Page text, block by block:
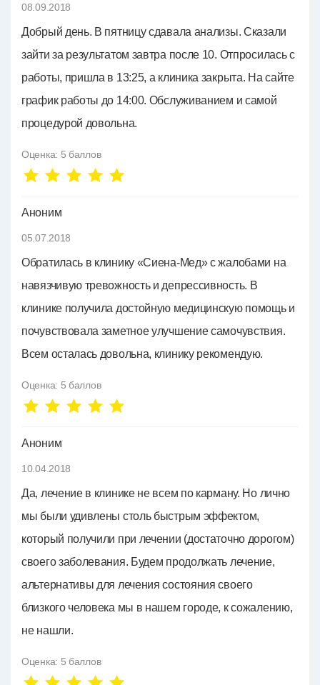
08.09.2018
Добрый день. В пятницу сдавала анализы. Сказали
зайти за результатом завтра после 10. Отпросилась с
работы, пришла в 13:25, а клиника закрыта. На сайте
график работы до 14:00. Обслуживанием и самой
процедурой довольна.
Оценка: 5 баллов
Аноним
05.07.2018
Обратилась в клинику «Сиена-Мед» с жалобами на
навязчивую тревожность и депрессивность. В
клинике получила достойную медицинскую помощь и
почувствовала заметное улучшение самочувствия.
Всем осталась довольна, клинику рекомендую.
Оценка: 5 баллов
Аноним
10.04.2018
Да, лечение в клинике не всем по карману. Но лично
мы были удивлены столь быстрым эффектом,
который получили при лечении (достаточно дорогом)
своего заболевания. Будем продолжать лечение,
альтернативы для лечения состояния своего
близкого человека мы в нашем городе, к сожалению,
не нашли.
Оценка: 5 баллов